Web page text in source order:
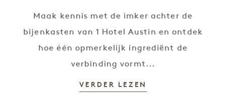
Maak kennis met de imker achter de
bijenkasten van 1 Hotel Austin en ontdek
hoe één opmerkelijk ingrediënt de
verbinding vormt...
VERDER LEZEN